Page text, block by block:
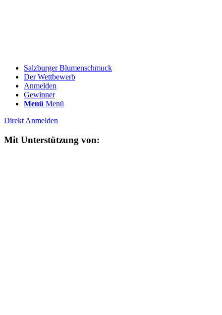
Salzburger Blumenschmuck
Der Wettbewerb
Anmelden
Gewinner
Menü Menü
Direkt Anmelden
Mit Unterstützung von: